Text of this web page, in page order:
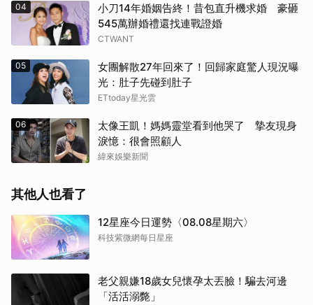
04
小刀14年婚姻告終！昔包直升機求婚 豪砸
545萬辦婚禮還找連戰證婚
CTWANT
05
女團解散27年回來了！回歸家庭驚人現況曝
光：肚子先碰到肚子
ETtoday星光雲
06
太像王凱！媽媽靈堂看到他哭了 摯友現身
淚憶：很會照顧人
緯來娛樂新聞
其他人也看了
12星座今日運勢〈08.08星期六〉
科技紫微網每日星座
老父親嫌18歲女兒懷孕太丟臉！騙去河邊
「活活溺斃」